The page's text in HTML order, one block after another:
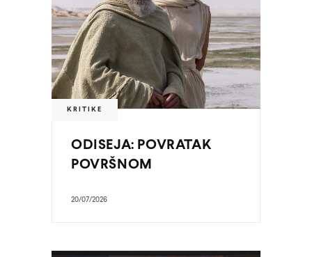
KRITIKE
ODISEJA: POVRATAK
POVRŠNOM
20/07/2026